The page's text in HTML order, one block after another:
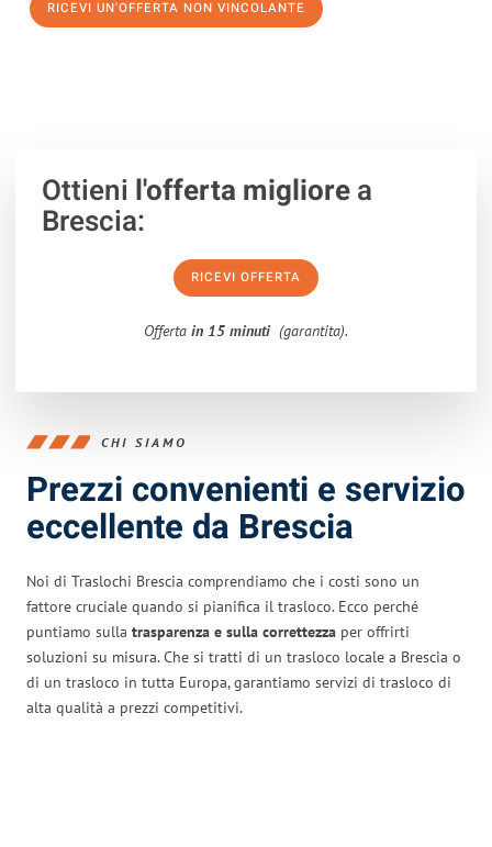
RICEVI UN'OFFERTA NON VINCOLANTE
Ottieni l'offerta migliorea
Brescia:
RICEVI OFFERTA
Offerta in 15 minuti (garantita).
CHI SIAMO
Prezzi convenienti e servizio
eccellente da Brescia
Noi di Traslochi Brescia comprendiamo che i costi sono un
fattore cruciale quando si pianifica il trasloco. Ecco perché
puntiamo sulla trasparenza e sulla correttezza per offrirti
soluzioni su misura. Che si tratti di un trasloco locale a Brescia o
di un trasloco in tutta Europa, garantiamo servizi di trasloco di
alta qualità a prezzi competitivi.